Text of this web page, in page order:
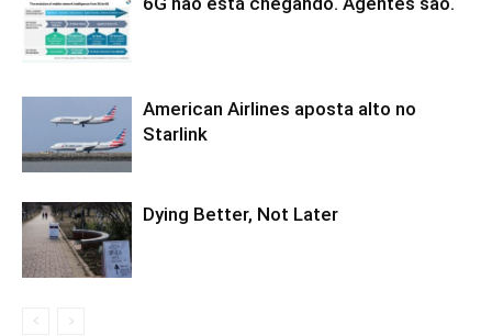
American Airlines aposta alto no
Starlink
Dying Better, Not Later